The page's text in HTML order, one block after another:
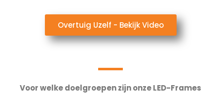
Overtuig Uzelf - Bekijk Video
Voor welke doelgroepen zijn onze LED-Frames